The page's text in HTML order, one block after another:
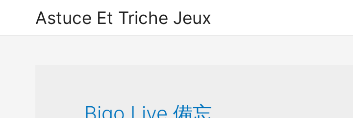
Astuce Et Triche Jeux